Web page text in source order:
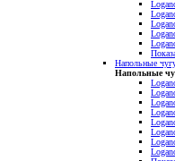
Напольные
Напольные